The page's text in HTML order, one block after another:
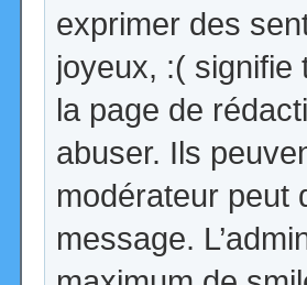
exprimer des
joyeux, :( signifie
la page de
abuser. Ils
modérateur peut
message.